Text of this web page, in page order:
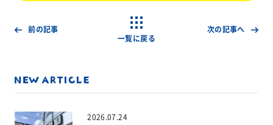
前の記事
一覧に戻る
次の記事へ
2026.07.24